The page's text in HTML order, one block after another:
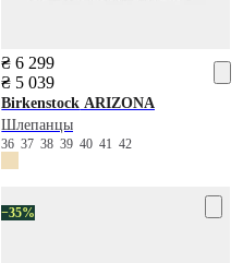
₴ 6 299
₴ 5 039
Birkenstock ARIZONA
Шлепанцы
36373839404142
−35%